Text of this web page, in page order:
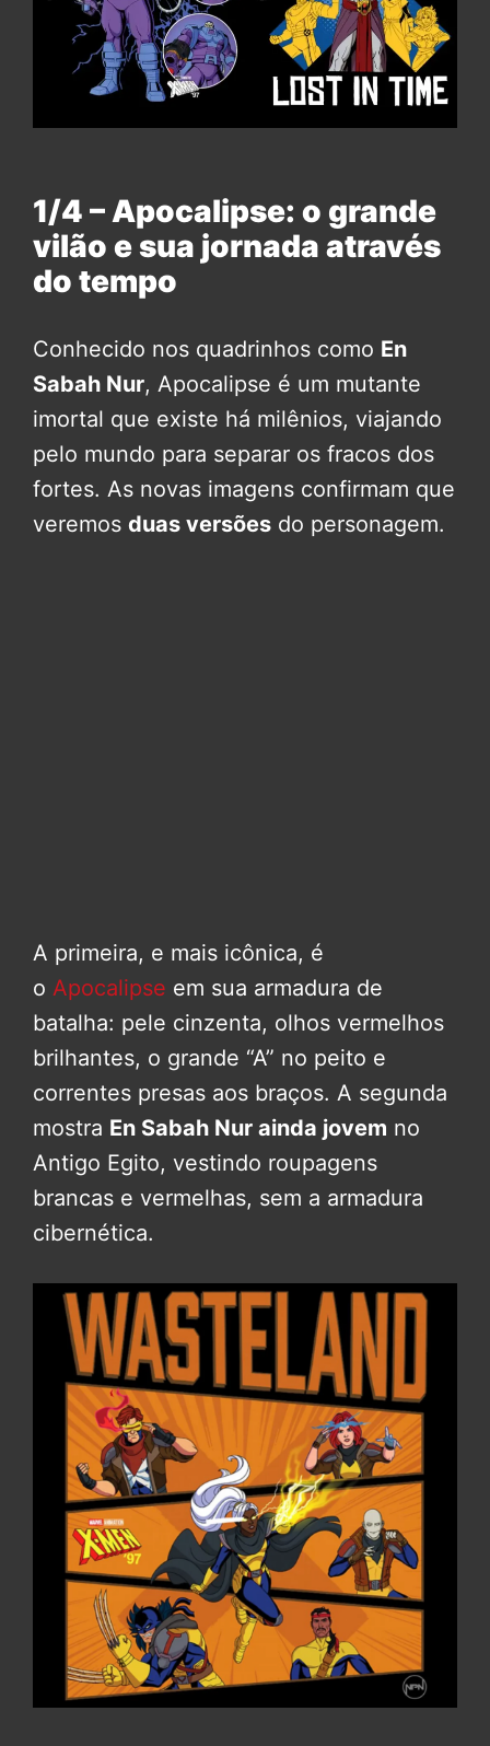
1/4 – Apocalipse: o grande
vilão e sua jornada através
do tempo
Conhecido nos quadrinhos como En
Sabah Nur, Apocalipse é um mutante
imortal que existe há milênios, viajando
pelo mundo para separar os fracos dos
fortes. As novas imagens confirmam que
veremos duas versões do personagem.
A primeira, e mais icônica, é
o Apocalipse em sua armadura de
batalha: pele cinzenta, olhos vermelhos
brilhantes, o grande “A” no peito e
correntes presas aos braços. A segunda
mostra En Sabah Nur ainda jovem no
Antigo Egito, vestindo roupagens
brancas e vermelhas, sem a armadura
cibernética.